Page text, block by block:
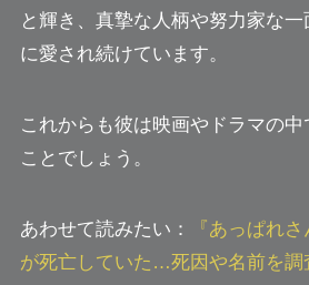
と輝き、真摯な人柄や努力家な
に愛され続けています。
これからも彼は映画やドラマの
ことでしょう。
あわせて読みたい：
『あっぱれ
が死亡していた…死因や名前を調